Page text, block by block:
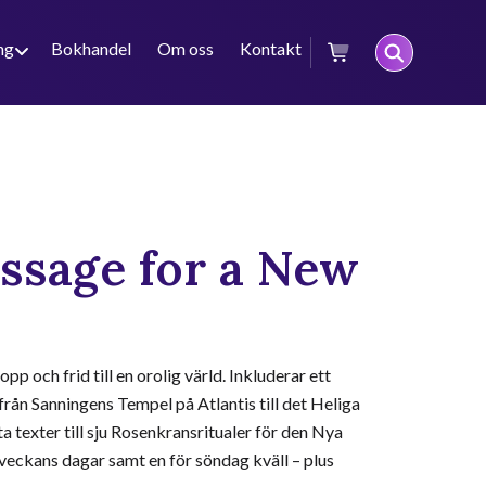
Bokhandel Om oss Kontakt
for a New
och frid till en orolig värld. Inkluderar ett
Sanningens Tempel på Atlantis till det Heliga
texter till sju Rosenkransritualer för den Nya
dagar samt en för söndag kväll – plus